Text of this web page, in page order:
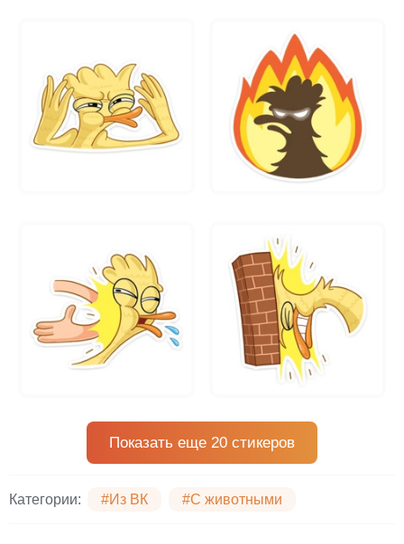
Показать еще 20 стикеров
Категории: #Из ВК #С животными